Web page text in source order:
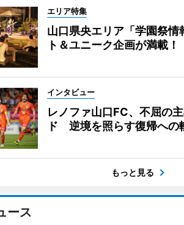
エリア特集
山口県央エリア「学園祭
ト＆ユニーク企画が満載！
インタビュー
レノファ山口FC、不屈の
ド 逆境を照らす復帰への
もっと見る
ース